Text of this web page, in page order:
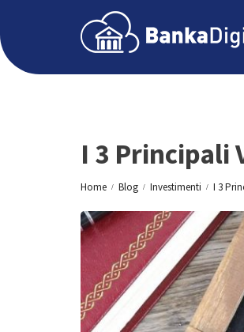
I 3 Principali
Home Blog Investimenti I 3